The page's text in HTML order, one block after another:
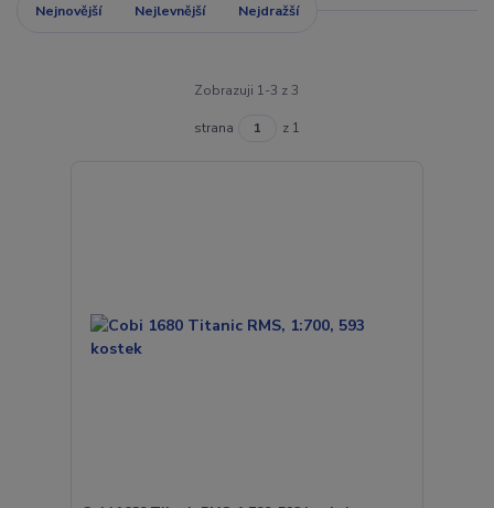
Nejnovější Nejlevnější Nejdražší
Zobrazuji 1-3 z 3
strana z 1